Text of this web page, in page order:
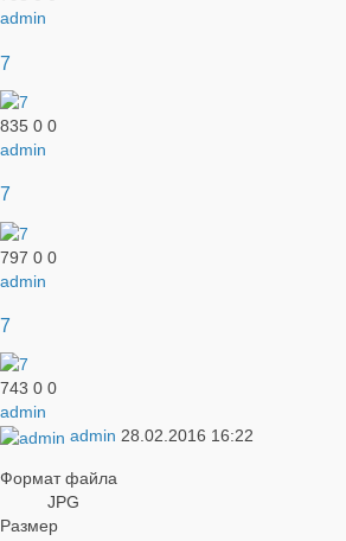
admin
7
835 0 0
admin
7
797 0 0
admin
7
743 0 0
admin
admin 28.02.2016 16:22
Формат файла
JPG
Размер